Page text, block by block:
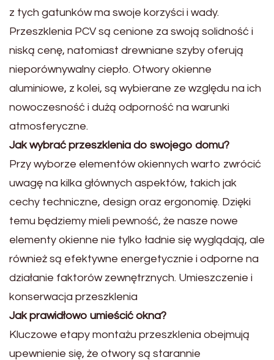
z tych gatunków ma swoje korzyści i wady.
Przeszklenia PCV są cenione za swoją solidność i
niską cenę, natomiast drewniane szyby oferują
nieporównywalny ciepło. Otwory okienne
aluminiowe, z kolei, są wybierane ze względu na ich
nowoczesność i dużą odporność na warunki
atmosferyczne.
Jak wybrać przeszklenia do swojego domu?
Przy wyborze elementów okiennych warto zwrócić
uwagę na kilka głównych aspektów, takich jak
cechy techniczne, design oraz ergonomię. Dzięki
temu będziemy mieli pewność, że nasze nowe
elementy okienne nie tylko ładnie się wyglądają, ale
również są efektywne energetycznie i odporne na
działanie faktorów zewnętrznych. Umieszczenie i
konserwacja przeszklenia
Jak prawidłowo umieścić okna?
Kluczowe etapy montażu przeszklenia obejmują
upewnienie się, że otwory są starannie